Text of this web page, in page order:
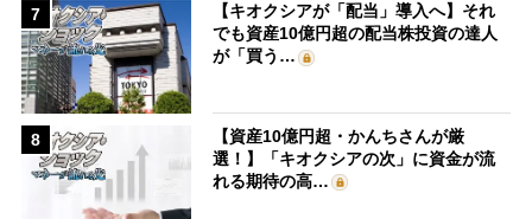
7
【キオクシアが「配当」導入へ】それ
でも資産10億円超の配当株投資の達人
が「買う…
8
【資産10億円超・かんちさんが厳
選！】「キオクシアの次」に資金が流
れる期待の高…